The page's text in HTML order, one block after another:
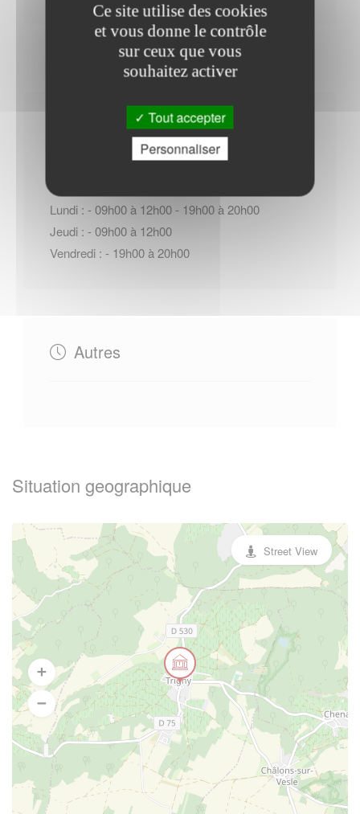
Horaires Mairie
Lundi : - 09h00 à 12h00 - 19h00 à 20h00
Jeudi : - 09h00 à 12h00
Vendredi : - 19h00 à 20h00
Autres
Situation geographique
Street View
Ce site utilise des cookies
et vous donne le contrôle
sur ceux que vous
souhaitez activer
Tout accepter
Personnaliser